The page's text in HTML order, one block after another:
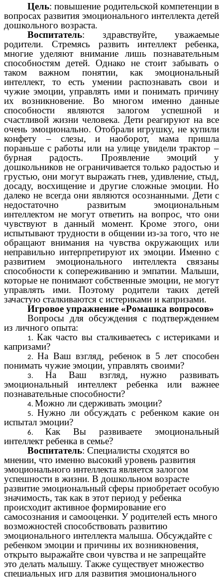
Цель: повышение родительской компетенции в
вопросах развития эмоционального интеллекта детей
дошкольного возраста.
Воспитатель: здравствуйте, уважаемые
родители. Стремясь развить интеллект ребенка,
многие уделяют внимание лишь познавательным
способностям детей. Однако не стоит забывать о
таком важном понятии, как эмоциональный
интеллект, то есть умении распознавать свои и
чужие эмоции, управлять ими и понимать причину
их возникновение. Во многом именно данные
способности являются залогом успешной и
счастливой жизни человека. Дети реагируют на все
очень эмоционально. Отобрали игрушку, не купили
конфету – слезы, и наоборот, мама пришла
пораньше с работы или на улице увидели трактор –
бурная радость. Проявление эмоций у
дошкольников не ограничивается только радостью и
грустью, они могут выражать гнев, удивление, стыд,
досаду, восхищение и другие сложные эмоции. Но
далеко не всегда они являются осознанными. Дети с
недостаточно развитым эмоциональным
интеллектом не могут ответить на вопрос, что они
чувствуют в данный момент. Кроме этого, они
испытывают трудности в общении из-за того, что не
обращают внимания на чувства окружающих или
неправильно интерпретируют их эмоции. Именно с
развитием эмоционального интеллекта связаны
способности к сопереживанию и эмпатии. Малыши,
которые не понимают собственные эмоции, не могут
управлять ими. Поэтому родители таких детей
зачастую сталкиваются с истериками и капризами.
Игровое упражнение «Ромашка вопросов»
Вопросы для обсуждения с подтверждением
из личного опыта:
Как часто вы сталкиваетесь с истериками и
капризами?
На Ваш взгляд, ребенок в 5 лет способен
понимать чужие эмоции, управлять своими?
На Ваш взгляд, нужно развивать
эмоциональный интеллект ребенка или важнее
познавательные способности?
Можно ли сдерживать эмоции?
Нужно ли обсуждать с ребенком какие он
испытал эмоции?
Как Вы развиваете эмоциональный
интеллект ребенка в семье?
Воспитатель: Специалисты сходятся во
мнении, что именно высокий уровень развития
эмоционального интеллекта является залогом
успешности в жизни. В дошкольном возрасте
развитие эмоциональный сферы приобретает особую
значимость, так как в этот период у ребенка
происходит активное формирование его
самосознания и самооценки. У родителей есть много
возможностей способствовать развитию
эмоционального интеллекта малыша. Обсуждайте с
ребенком эмоции и причины их возникновения,
открыто выражайте свои чувства и не запрещайте
это делать малышу. Также существует множество
специальных игр для развития эмоционального